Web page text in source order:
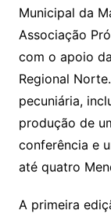
Municipal da
Associação
com o apoio
Regional
pecuniária,
produção de
conferência e
até quatro
A primeira